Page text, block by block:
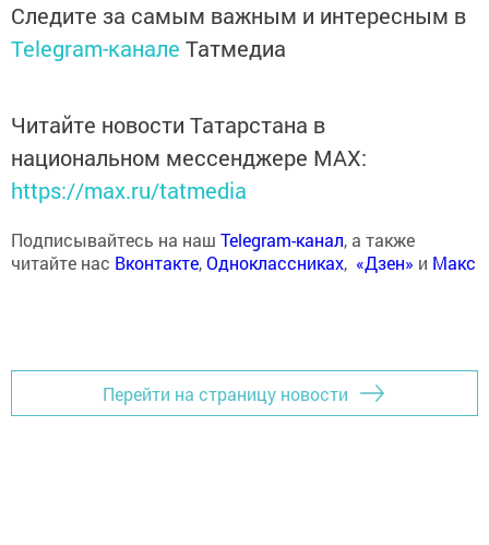
Следите за самым важным и интересным в
Telegram-канале Татмедиа
Читайте новости Татарстана в
национальном мессенджере MАХ:
https://max.ru/tatmedia
Подписывайтесь на наш Telegram-канал, а также
читайте нас Вконтакте,Одноклассниках, «Дзен» и Макс
Перейти на страницу новости